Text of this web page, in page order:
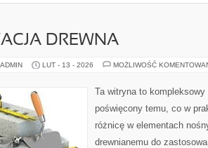
DREWNA
LUT - 13 - 2026 MOŻLIWOŚĆ
Ta witryna to
poświęcony temu, co w
różnicę w elementach
drewnianemu do